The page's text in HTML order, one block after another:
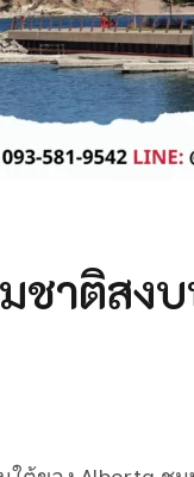
ชาติสง